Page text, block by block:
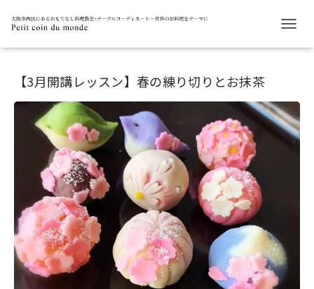
ビ
ョ
ン
を
切
【3月開講レッスン】春の練り切りとお抹茶